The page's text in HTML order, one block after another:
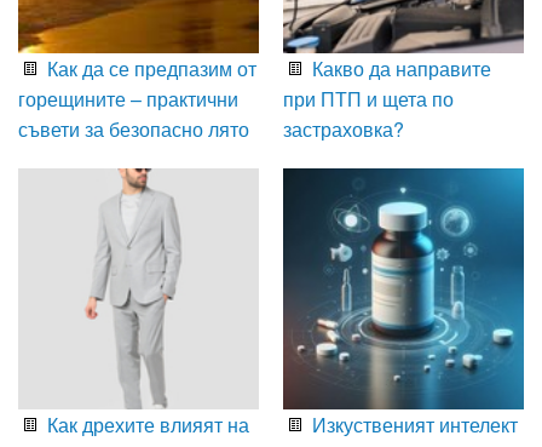
Как да се предпазим от
горещините – практични
съвети за безопасно лято
Какво да направите
при ПТП и щета по
застраховка?
Как дрехите влияят на
Изкуственият интелект